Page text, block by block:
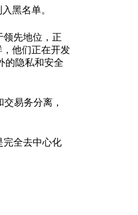
黑名单。
领先地位，正
他们正在开发
的隐私和安全
易务分离，
完全去中心化